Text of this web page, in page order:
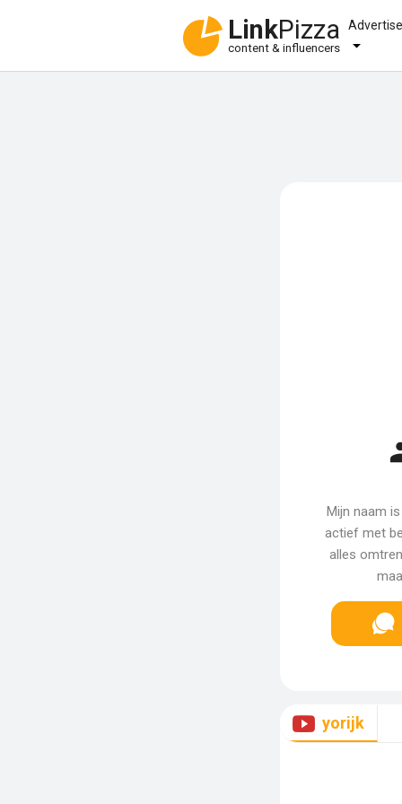
LinkPizza
content & influencers
Mijn naam
actief met
alles
yorijk